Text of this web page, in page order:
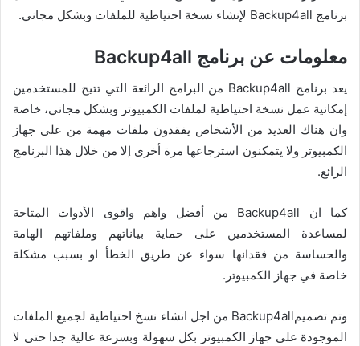
برنامج Backup4all لإنشاء نسخة احتياطية للملفات وبشكل مجاني.
معلومات عن برنامج Backup4all
يعد برنامج Backup4all من البرامج الرائعة التي تتيح للمستخدمين
إمكانية عمل نسخة احتياطية لملفات الكمبيوتر وبشكل مجاني، خاصة
وان هناك العديد من الأشخاص يفقدون ملفات مهمة من على جهاز
الكمبيوتر ولا يتمكنون استرجاعها مرة أخرى إلا من خلال هذا البرنامج
الرائع.
كما ان Backup4all من أفضل واهم واقوى الأدوات المتاحة
لمساعدة المستخدمين على حماية بياناتهم وملفاتهم الهامة
والحساسة من فقدانها سواء عن طريق الخطأ او بسبب مشكلة
خاصة في جهاز الكمبيوتر.
وتم تصميمBackup4all من اجل انشاء نسخ احتياطية لجميع الملفات
الموجودة على جهاز الكمبيوتر بكل سهولة وبسرعة عالية جدا حتى لا